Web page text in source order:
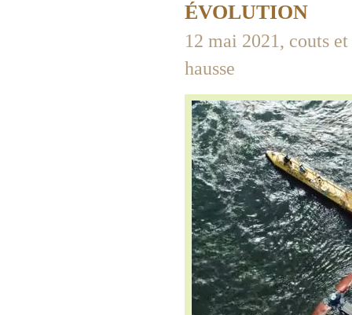
ÉVOLUTION
12 mai 2021, couts
hausse